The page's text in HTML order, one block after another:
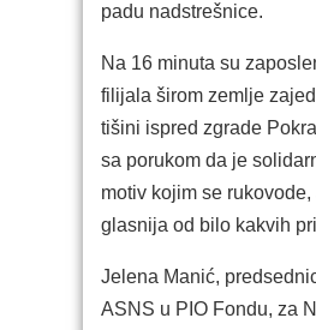
padu nadstrešnice.
Na 16 minuta su
filijala širom zemlje
tišini ispred zgrade
sa porukom da je
motiv kojim se
glasnija od bilo kakvih
Jelena Manić,
ASNS u PIO Fondu, za